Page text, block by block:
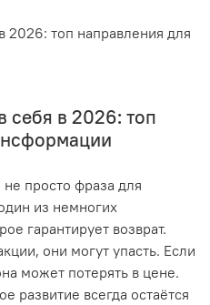
2026: топ направления для
себя в 2026: топ
не просто фраза для
из немногих
гарантирует возврат.
они могут упасть. Если
может потерять в цене.
развитие всегда остаётся